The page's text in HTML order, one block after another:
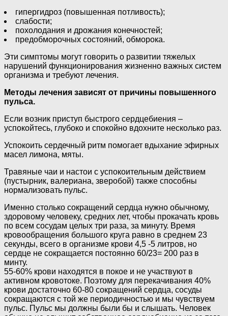
гипергидроз (повышенная потливость);
слабости;
похолодания и дрожания конечностей;
предобморочных состояний, обморока.
Эти симптомы могут говорить о развитии тяжелых
нарушений функционирования жизненно важных систем
организма и требуют лечения.
Методы лечения зависят от причины повышенного
пульса.
Если возник приступ быстрого сердцебиения –
успокойтесь, глубоко и спокойно вдохните несколько раз.
Успокоить сердечный ритм помогает вдыхание эфирных
масел лимона, мяты.
Травяные чаи и настои с успокоительным действием
(пустырник, валериана, зверобой) также способны
нормализовать пульс.
Именно столько сокращений сердца нужно обычному,
здоровому человеку, средних лет, чтобы прокачать кровь
по всем сосудам целых три раза, за минуту. Время
кровообращения большого круга равно в среднем 23
секунды, всего в организме крови 4,5 -5 литров, но
сердце не сокращается постоянно 60/23= 200 раз в
минту.
55-60% крови находятся в покое и не участвуют в
активном кровотоке. Поэтому для перекачивания 40%
крови достаточно 60-80 сокращений сердца, сосуды
сокращаются с той же периодичностью и мы чувствуем
пульс. Пульс мы должны были бы и слышать. Человек